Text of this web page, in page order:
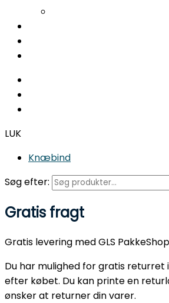
LUK
Knæbind
Søg efter:
Gratis fragt
Gratis levering med GLS
Du har mulighed for gratis returret
efter købet. Du kan printe en
ønsker at returner din varer.